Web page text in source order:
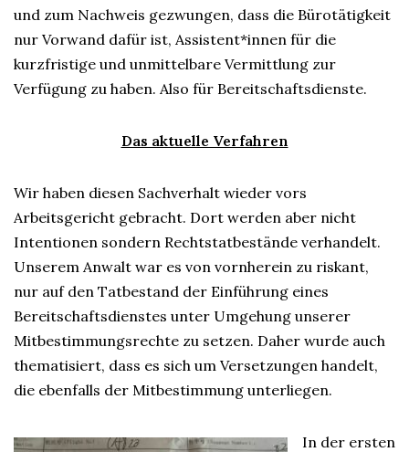
und zum Nachweis gezwungen, dass die Bürotätigkeit
nur Vorwand dafür ist, Assistent*innen für die
kurzfristige und unmittelbare Vermittlung zur
Verfügung zu haben. Also für Bereitschaftsdienste.
Das aktuelle Verfahren
Wir haben diesen Sachverhalt wieder vors
Arbeitsgericht gebracht. Dort werden aber nicht
Intentionen sondern Rechtstatbestände verhandelt.
Unserem Anwalt war es von vornherein zu riskant,
nur auf den Tatbestand der Einführung eines
Bereitschaftsdienstes unter Umgehung unserer
Mitbestimmungsrechte zu setzen. Daher wurde auch
thematisiert, dass es sich um Versetzungen handelt,
die ebenfalls der Mitbestimmung unterliegen.
In der ersten